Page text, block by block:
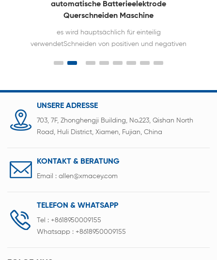
automatische Batterieelektrode
Querschneiden Maschine
es wird hauptsächlich für einteilig
verwendetSchneiden von positiven und negativen
UNSERE ADRESSE
703, 7F, Zhonghengji Building, No.223, Qishan North
Road, Huli District, Xiamen, Fujian, China
KONTAKT & BERATUNG
Email : allen@xmacey.com
TELEFON & WHATSAPP
Tel : +8618950009155
Whatsapp : +8618950009155